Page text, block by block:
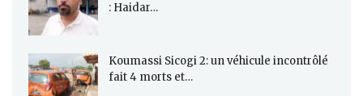
: Haidar…
Koumassi Sicogi 2: un véhicule incontrôlé
fait 4 morts et…